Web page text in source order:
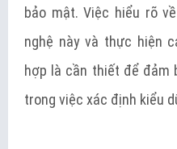
bảo mật. Việc hiểu rõ
nghệ này và thực hiện
hợp là cần thiết để đảm
trong việc xác định kiểu